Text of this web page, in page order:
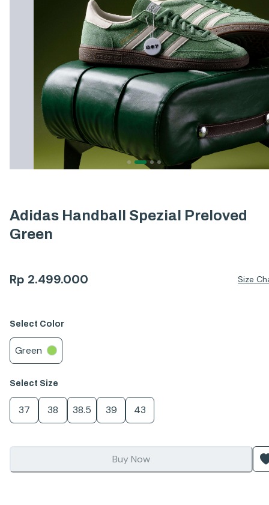
Adidas Handball Spezial Preloved
Green
Rp 2.499.000 Size
Select Color
Green
Select Size
37 38 38.5 39 43
Buy Now